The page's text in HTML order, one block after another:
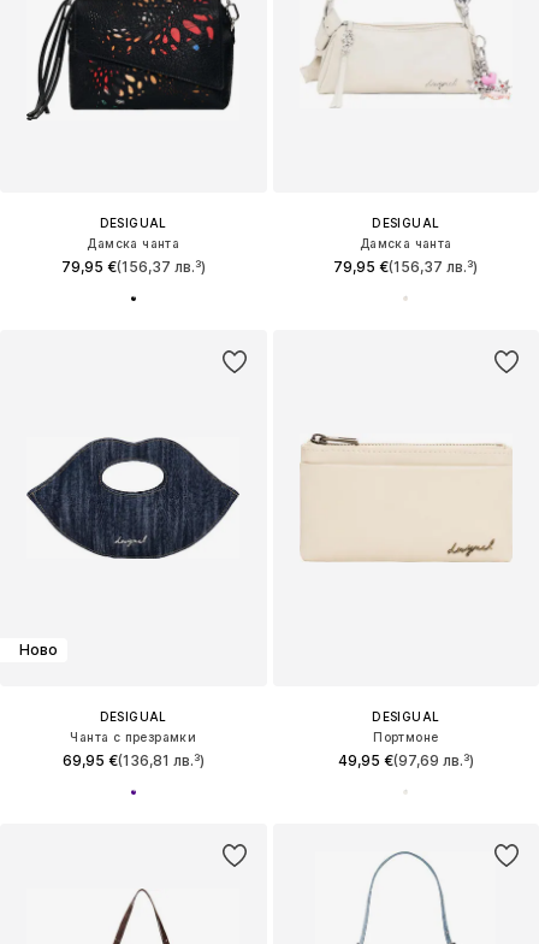
DESIGUAL
Дамска чанта
79,95 €(156,37 лв.³)
DESIGUAL
Дамска чанта
79,95 €(156,37 лв.³)
Ново
DESIGUAL
Чанта с презрамки
69,95 €(136,81 лв.³)
DESIGUAL
Портмоне
49,95 €(97,69 лв.³)